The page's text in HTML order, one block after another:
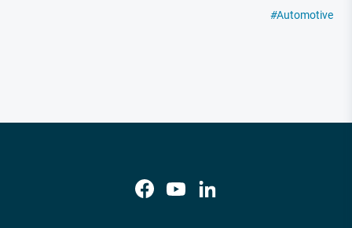
#Automotive